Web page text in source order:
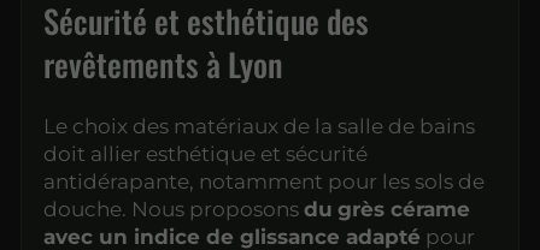
Sécurité et esthétique des
revêtements à Lyon
Le choix des matériaux de la salle de bains
doit allier esthétique et sécurité
antidérapante, notamment pour les sols de
douche. Nous proposonsdu grès cérame
avec un indice de glissance adapté pour